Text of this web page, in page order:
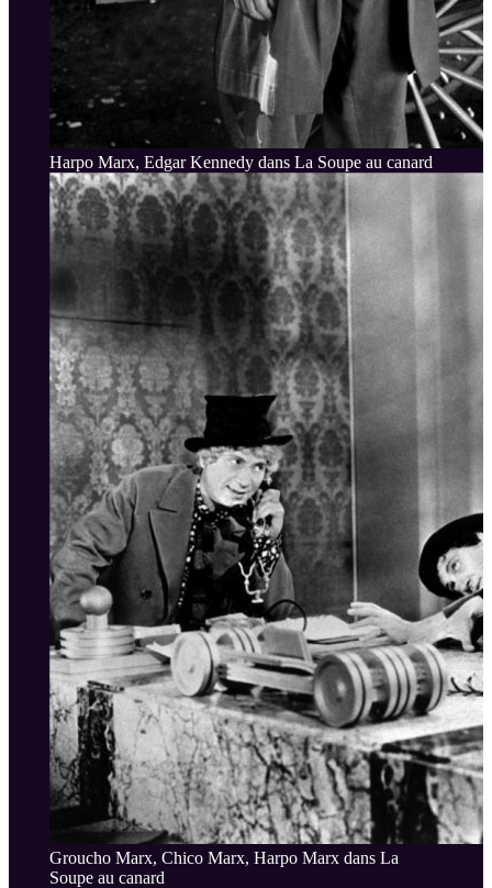
Harpo Marx, Edgar Kennedy dans La Soupe au canard
Groucho Marx, Chico Marx, Harpo Marx dans La
Soupe au canard